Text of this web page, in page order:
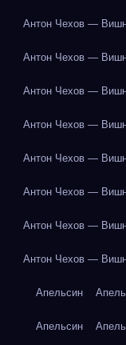
Антон Чехов —
Антон Чехов —
Антон Чехов —
Антон Чехов —
Антон Чехов —
Антон Чехов —
Антон Чехов —
Антон Чехов —
Апельсин
Апельсин